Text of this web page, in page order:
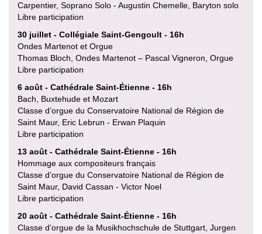
Carpentier, Soprano Solo - Augustin Chemelle, Baryton solo
Libre participation
30 juillet - Collégiale Saint-Gengoult - 16h
Ondes Martenot et Orgue
Thomas Bloch, Ondes Martenot – Pascal Vigneron, Orgue
Libre participation
6 août - Cathédrale Saint-Étienne - 16h
Bach, Buxtehude et Mozart
Classe d’orgue du Conservatoire National de Région de
Saint Maur, Eric Lebrun - Erwan Plaquin
Libre participation
13 août - Cathédrale Saint-Étienne - 16h
Hommage aux compositeurs français
Classe d’orgue du Conservatoire National de Région de
Saint Maur, David Cassan - Victor Noel
Libre participation
20 août - Cathédrale Saint-Étienne - 16h
Classe d’orgue de la Musikhochschule de Stuttgart, Jurgen